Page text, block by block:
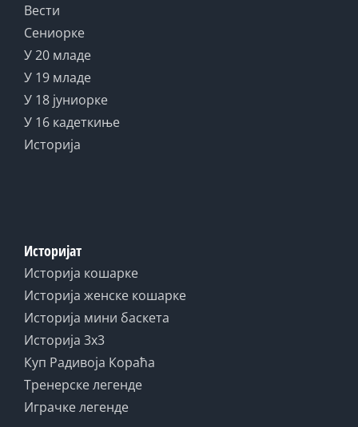
Вести
Сениорке
У 20 младе
У 19 младе
У 18 јуниорке
У 16 кадеткиње
Историја
Историјат
Историја кошарке
Историја женске кошарке
Историја мини баскета
Историја 3x3
Куп Радивоја Кораћа
Тренерске легенде
Играчке легенде